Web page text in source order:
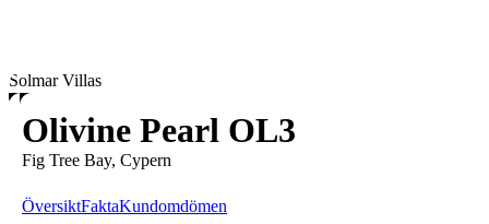
Solmar Villas
Olivine Pearl OL3
Fig Tree Bay, Cypern
ÖversiktFaktaKundomdömen